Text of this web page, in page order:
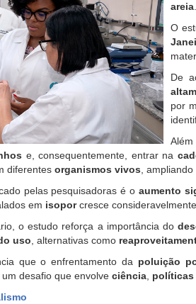
areia.
O
De
por
Além
e, consequentemente, entrar na
diferentes organismos vivos,
pelas pesquisadoras é oaumento
em isoporcresce
o estudo reforça a importância do
uso, alternativas como
que o enfrentamento da poluição
um desafio que envolve ciência, políticas